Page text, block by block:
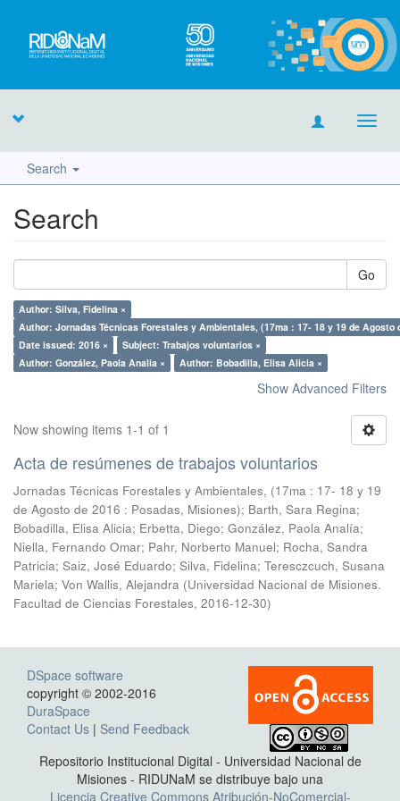
Search
Search
Go
Author: Silva, Fidelina ×
Author: Jornadas Técnicas Forestales y Ambientales, (17ma : 17- 18 y 19 de Agosto
Date issued: 2016 ×
Subject: Trabajos voluntarios ×
Author: González, Paola Analía ×
Author: Bobadilla, Elisa Alicia ×
Show Advanced Filters
Now showing items 1-1 of 1
Acta de resúmenes de trabajos voluntarios
Jornadas Técnicas Forestales y Ambientales, (17ma : 17- 18 y 19
de Agosto de 2016 : Posadas, Misiones); Barth, Sara Regina;
Bobadilla, Elisa Alicia; Erbetta, Diego; González, Paola Analía;
Niella, Fernando Omar; Pahr, Norberto Manuel; Rocha, Sandra
Patricia; Saiz, José Eduardo; Silva, Fidelina; Teresczcuch, Susana
Mariela; Von Wallis, Alejandra (Universidad Nacional de Misiones.
Facultad de Ciencias Forestales, 2016-12-30)
DSpace software
copyright © 2002-2016
DuraSpace
Contact Us | Send Feedback
Repositorio Institucional Digital - Universidad Nacional de
Misiones - RIDUNaM se distribuye bajo una
Licencia Creative Commons Atribución-NoComercial-